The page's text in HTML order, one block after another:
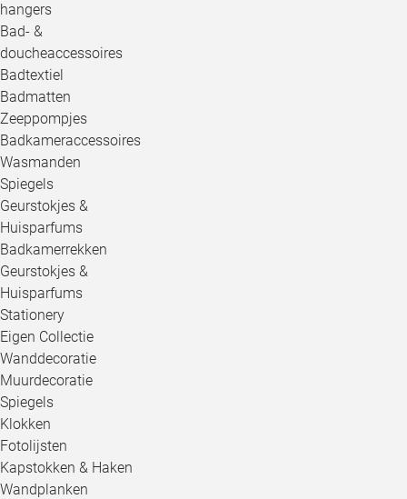
hangers
Bad- &
doucheaccessoires
Badtextiel
Badmatten
Zeeppompjes
Badkameraccessoires
Wasmanden
Spiegels
Geurstokjes &
Huisparfums
Badkamerrekken
Geurstokjes &
Huisparfums
Stationery
Eigen Collectie
Wanddecoratie
Muurdecoratie
Spiegels
Klokken
Fotolijsten
Kapstokken & Haken
Wandplanken